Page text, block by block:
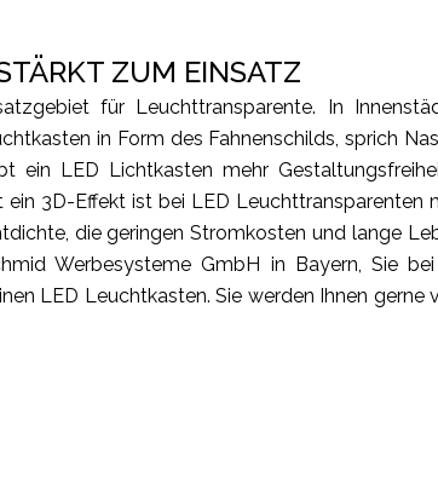
ZUM EINSATZ
für Leuchttransparente. In
in Form des Fahnenschilds, sprich
ein LED Lichtkasten mehr
3D-Effekt ist bei LED
die geringen Stromkosten und lange
Werbesysteme GmbH in Bayern, Sie
LED Leuchtkasten. Sie werden Ihnen